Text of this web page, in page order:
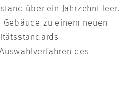
über ein Jahrzehnt leer.
zu einem neuen
des